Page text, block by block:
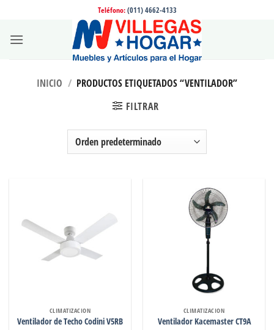
contenido
Teléfono: (011) 4662-4133
INICIO / PRODUCTOS ETIQUETADOS “VENTILADOR”
FILTRAR
CLIMATIZACION
Ventilador de Techo Codini V5RB
CLIMATIZACION
Ventilador Kacemaster CT9A